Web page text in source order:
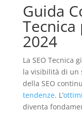
Guida
Tecnica
2024
La SEO Tecnica
la visibilità di un
della SEO
tendenze. L’
diventa